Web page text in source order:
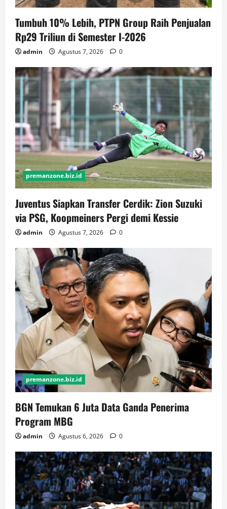
Tumbuh 10% Lebih, PTPN Group Raih Penjualan
Rp29 Triliun di Semester I-2026
admin Agustus 7, 2026 0
premanzone.biz.id
Juventus Siapkan Transfer Cerdik: Zion Suzuki
via PSG, Koopmeiners Pergi demi Kessie
admin Agustus 7, 2026 0
premanzone.biz.id
BGN Temukan 6 Juta Data Ganda Penerima
Program MBG
admin Agustus 6, 2026 0